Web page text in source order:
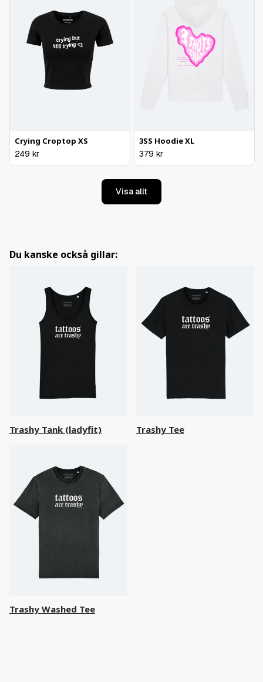
Crying Croptop XS
249 kr
3SS Hoodie XL
379 kr
Visa allt
Du kanske också gillar:
Trashy Tank (ladyfit) Trashy Tee
Trashy Washed Tee